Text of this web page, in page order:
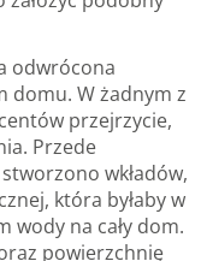
odwrócona
domu. W żadnym z
przejrzycie,
Przede
wkładów,
która byłaby w
wody na cały dom.
powierzchnię